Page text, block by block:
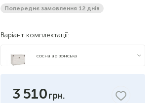
Попереднє замовлення 12 днів
Варіант комплектації:
сосна арізонська
3 510